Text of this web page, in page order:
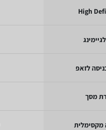
High
לזאפ
מסך
מקסימלית